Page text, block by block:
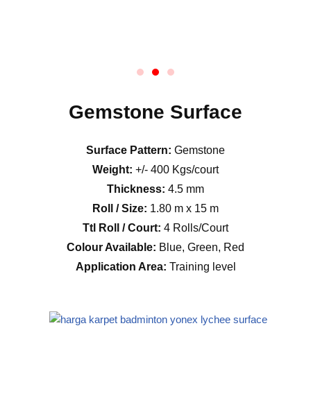
Gemstone Surface
Surface Pattern: Gemstone
Weight: +/- 400 Kgs/court
Thickness: 4.5 mm
Roll / Size: 1.80 m x 15 m
Ttl Roll / Court: 4 Rolls/Court
Colour Available: Blue, Green, Red
Application Area: Training level